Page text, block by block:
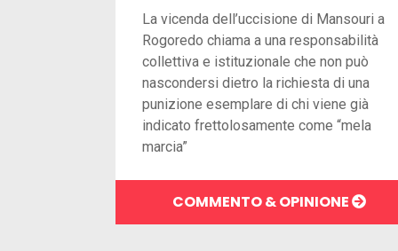
La vicenda dell’uccisione di Mansouri a
Rogoredo chiama a una responsabilità
collettiva e istituzionale che non può
nascondersi dietro la richiesta di una
punizione esemplare di chi viene già
indicato frettolosamente come “mela
marcia”
COMMENTO & OPINIONE